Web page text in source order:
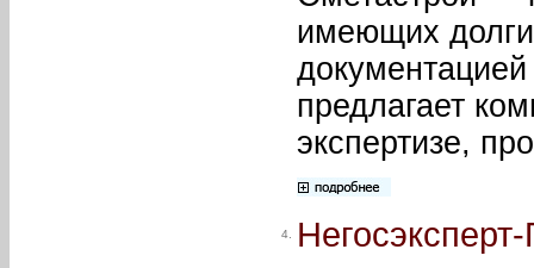
имеющих
предлагает
экспертизе,
4.